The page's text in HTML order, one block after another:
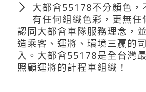
大都會55178不分顏色，
有任何組織色彩，更無任
認同大都會車隊服務理念，
造乘客、運將、環境三贏的
入。大都會55178是全台灣
照顧運將的計程車組織！